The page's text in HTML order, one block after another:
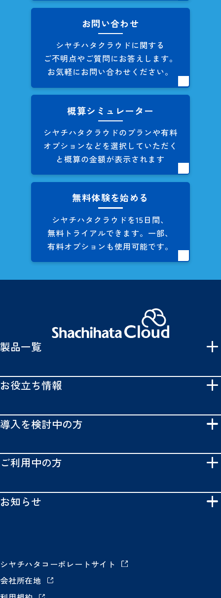
お問い合わせ
シヤチハタクラウドに関する
ご不明点やご質問にお答えします。
お気軽にお問い合わせください。
概算シミュレーター
シヤチハタクラウドのプランや有料
オプションなどを選択していただく
と概算の金額が表示されます
無料体験を始める
シヤチハタクラウドを15日間、
無料トライアルできます。 一部、
有料オプションも使用可能です。
製品一覧
お役立ち情報
導入を検討中の方
ご利用中の方
お知らせ
シヤチハタコーポレートサイト
会社所在地